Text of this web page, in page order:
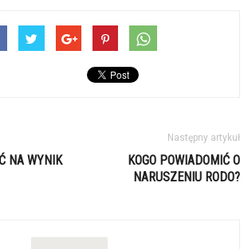
NA WYNIK
Następny artykuł
KOGO POWIADOMIĆ O
NARUSZENIU RODO?